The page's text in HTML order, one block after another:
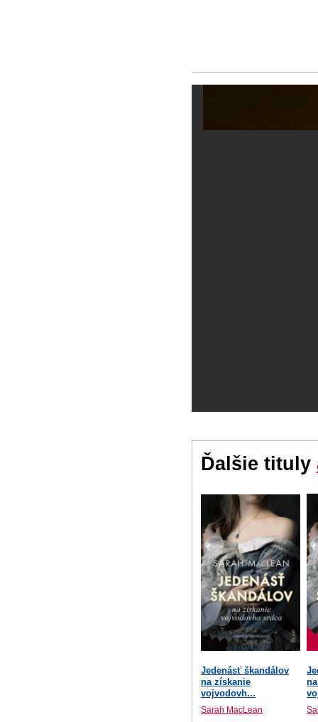
Ďalšie tituly
Jedenásť škandálov
na získanie
vojvodovh...
Sarah MacLean